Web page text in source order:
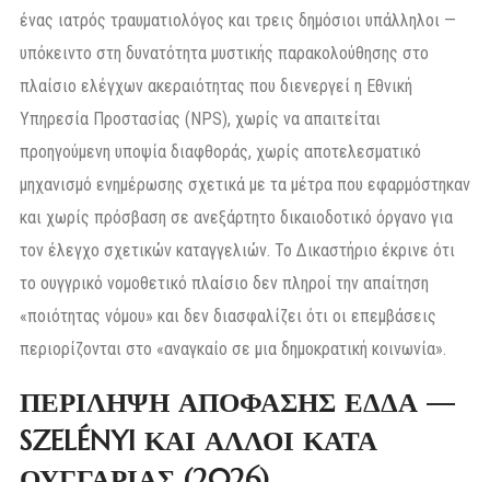
ένας ιατρός τραυματιολόγος και τρεις δημόσιοι υπάλληλοι —
υπόκειντο στη δυνατότητα μυστικής παρακολούθησης στο
πλαίσιο ελέγχων ακεραιότητας που διενεργεί η Εθνική
Υπηρεσία Προστασίας (NPS), χωρίς να απαιτείται
προηγούμενη υποψία διαφθοράς, χωρίς αποτελεσματικό
μηχανισμό ενημέρωσης σχετικά με τα μέτρα που εφαρμόστηκαν
και χωρίς πρόσβαση σε ανεξάρτητο δικαιοδοτικό όργανο για
τον έλεγχο σχετικών καταγγελιών. Το Δικαστήριο έκρινε ότι
το ουγγρικό νομοθετικό πλαίσιο δεν πληροί την απαίτηση
«ποιότητας νόμου» και δεν διασφαλίζει ότι οι επεμβάσεις
περιορίζονται στο «αναγκαίο σε μια δημοκρατική κοινωνία».
ΠΕΡΙΛΗΨΗ ΑΠΟΦΑΣΗΣ ΕΔΔΑ —
SZELÉNYI ΚΑΙ ΑΛΛΟΙ ΚΑΤΑ